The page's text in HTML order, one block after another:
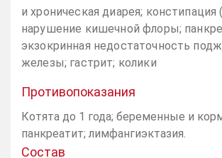
и хроническая диарея; констипация
нарушение кишечной флоры;
экзокринная недостаточность
железы; гастрит; колики
Противопоказания
Котята до 1 года; беременные и
панкреатит; лимфангиэктазия.
Состав